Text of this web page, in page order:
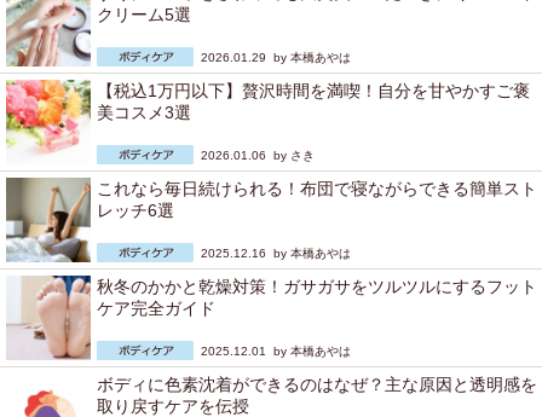
クリーム5選
2026.01.29 by 本橋あやは
【税込1万円以下】贅沢時間を満喫！自分を甘やかすご褒
美コスメ3選
2026.01.06 by さき
これなら毎日続けられる！布団で寝ながらできる簡単スト
レッチ6選
2025.12.16 by 本橋あやは
秋冬のかかと乾燥対策！ガサガサをツルツルにするフット
ケア完全ガイド
2025.12.01 by 本橋あやは
ボディに色素沈着ができるのはなぜ？主な原因と透明感を
取り戻すケアを伝授